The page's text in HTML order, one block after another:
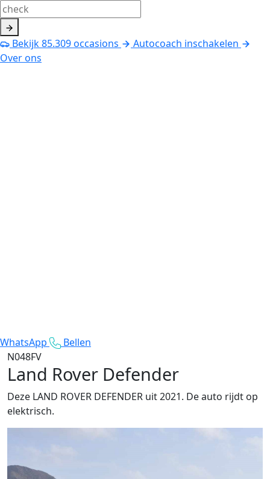
Bekijk85.309occasions
Autocoach inschakelen
Over ons
WhatsApp
Bellen
N048FV
Land Rover Defender
Deze LAND ROVER DEFENDER uit 2021. De auto rijdt op
elektrisch.